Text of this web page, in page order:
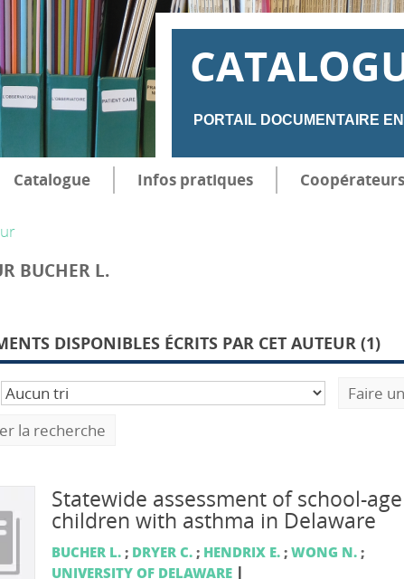
PORTAIL DOCUMENTAIRE
Catalogue Infos pratiques Coopérateurs
BUCHER L.
DISPONIBLES ÉCRITS PAR CET AUTEUR (1)
Faire
la recherche
Statewide assessment of school-age
children with asthma in Delaware
BUCHER L.; DRYER C.; HENDRIX E.; WONG N.;
UNIVERSITY OF DELAWARE |